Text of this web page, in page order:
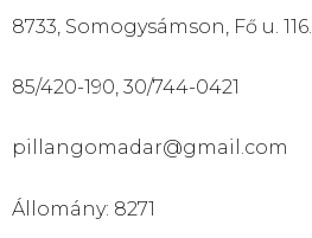
8733, Somogysámson, Fő u. 116.
85/420-190, 30/744-0421
pillangomadar@gmail.com
Állomány: 8271